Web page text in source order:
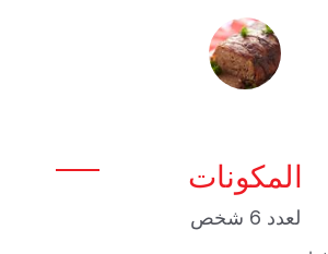
المكونات
لعدد 6 شخص